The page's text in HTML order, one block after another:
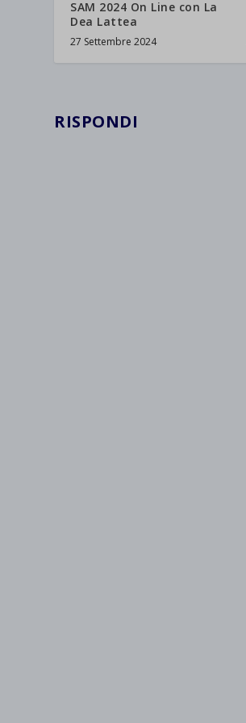
SAM 2024 On Line con La
Dea Lattea
27 Settembre 2024
RISPONDI